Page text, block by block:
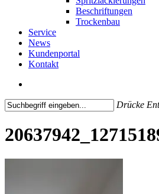
Beschriftungen
Trockenbau
Service
News
Kundenportal
Kontakt
Drücke
Search